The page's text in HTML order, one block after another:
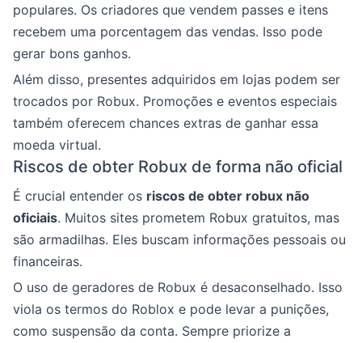
populares. Os criadores que vendem passes e itens
recebem uma porcentagem das vendas. Isso pode
gerar bons ganhos.
Além disso, presentes adquiridos em lojas podem ser
trocados por Robux. Promoções e eventos especiais
também oferecem chances extras de ganhar essa
moeda virtual.
Riscos de obter Robux de forma não oficial
É crucial entender os riscos de obter robux não
oficiais. Muitos sites prometem Robux gratuitos, mas
são armadilhas. Eles buscam informações pessoais ou
financeiras.
O uso de geradores de Robux é desaconselhado. Isso
viola os termos do Roblox e pode levar a punições,
como suspensão da conta. Sempre priorize a